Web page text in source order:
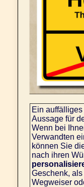
Ein
Aussage für
Wenn bei
Verwandten
können Sie
nach ihren
Geschenk,
Wegweiser